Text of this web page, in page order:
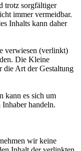
trotz sorgfältiger
immer vermeidbar.
Inhalts kann daher
verwiesen (verlinkt)
Die Kleine
die Art der Gestaltung
kann es sich um
handeln.
wir keine